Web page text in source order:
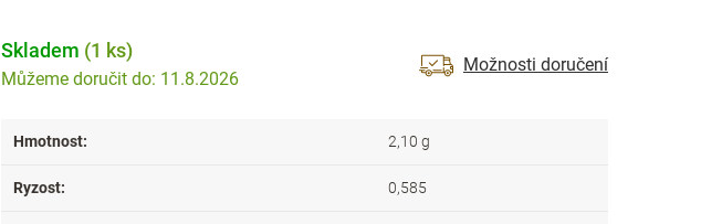
Skladem (1 ks)
11.8.2026
Možnosti doručení
Hmotnost: 2,10 g
Ryzost: 0,585